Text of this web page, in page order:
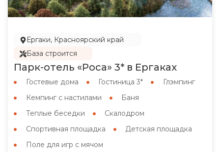
Ергаки, Красноярский край
База строится
Парк-отель «Роса» 3* в Ергаках
Гостевые дома Гостиница 3*
Глэмпинг
Кемпинг с настилами
Баня
Теплые беседки
Скалодром
Спортивная площадка
Детская площадка
Поле для игр с мячом